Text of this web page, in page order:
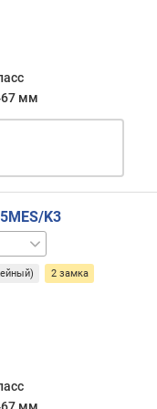
мм
K3
2 замка